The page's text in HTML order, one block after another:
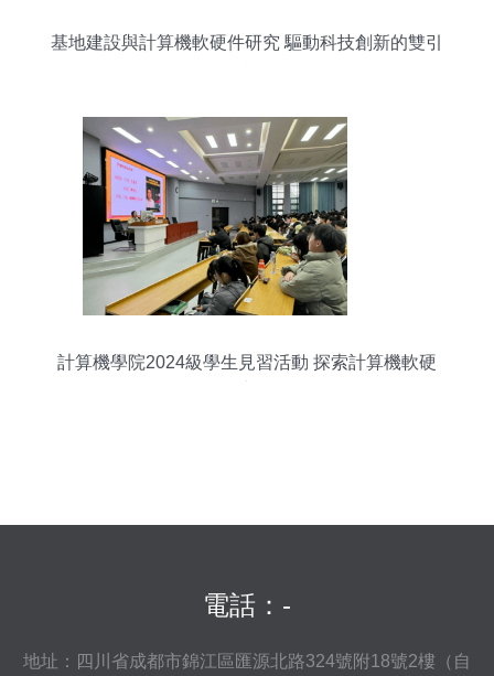
基地建設與計算機軟硬件研究 驅動科技創新的雙引
計算機學院2024級學生見習活動 探索計算機軟硬
電話：-
地址：四川省成都市錦江區匯源北路324號附18號2樓（自